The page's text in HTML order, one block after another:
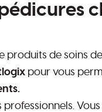
de soins
pour vous